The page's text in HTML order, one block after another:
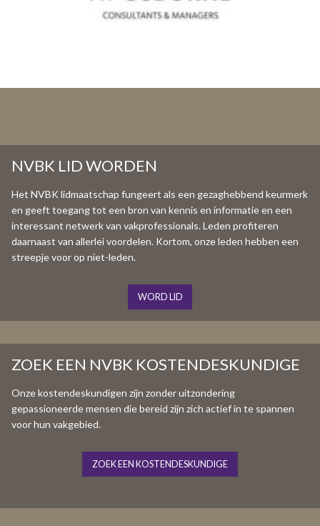
NVBK LID WORDEN
Het NVBK lidmaatschap fungeert als een gezaghebbend keurmerk
en geeft toegang tot een bron van kennis en informatie en een
interessant netwerk van vakprofessionals. Leden profiteren
daarnaast van allerlei voordelen. Kortom, onze leden hebben een
streepje voor op niet-leden.
WORD LID
ZOEK EEN NVBK KOSTENDESKUNDIGE
Onze kostendeskundigen zijn zonder uitzondering
gepassioneerde mensen die bereid zijn zich actief in te spannen
voor hun vakgebied.
ZOEK EEN KOSTENDESKUNDIGE